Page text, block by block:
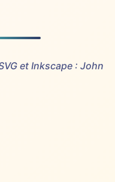
et Inkscape : John